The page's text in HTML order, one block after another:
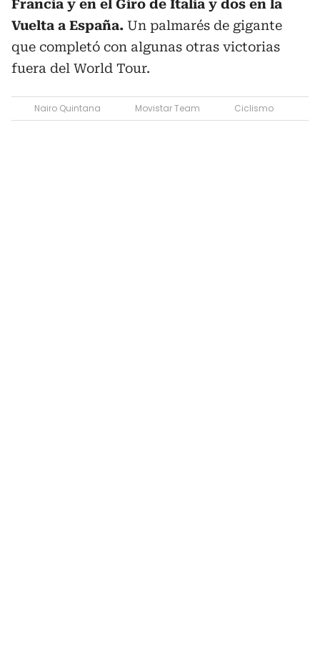
Francia y en el Giro de Italia y dos en la
Vuelta a España. Un palmarés de gigante
que completó con algunas otras victorias
fuera del World Tour.
Nairo Quintana Movistar Team Ciclismo